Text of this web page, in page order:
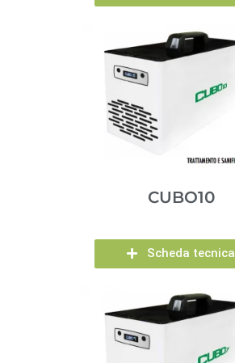
CUBO10
Scheda tecnica